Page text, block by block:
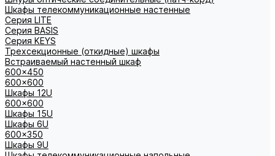
Шкафы телекоммуникационные настенные
Cерия LITE
Cерия BASIS
Cерия KEYS
Трехсекционные (откидные) шкафы
Встраиваемый настенный шкаф
600x450
600x600
Шкафы 12U
600x600
Шкафы 15U
Шкафы 6U
600x350
Шкафы 9U